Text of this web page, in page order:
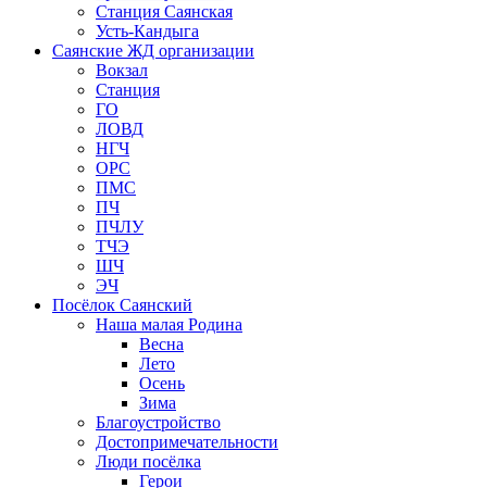
Станция Саянская
Усть-Кандыга
Саянские ЖД организации
Вокзал
Станция
ГО
ЛОВД
НГЧ
ОРС
ПМС
ПЧ
ПЧЛУ
ТЧЭ
ШЧ
ЭЧ
Посёлок Саянский
Наша малая Родина
Весна
Лето
Осень
Зима
Благоустройство
Достопримечательности
Люди посёлка
Герои